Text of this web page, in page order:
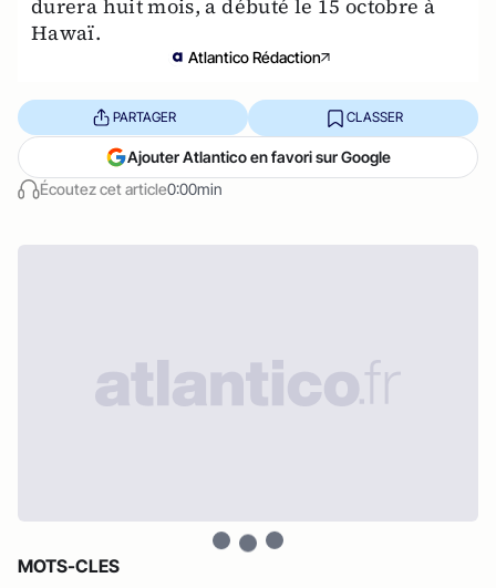
durera huit mois, a débuté le 15 octobre à
Hawaï.
Atlantico Rédaction
Écoutez cet article0:00min
PARTAGER CLASSER
Ajouter Atlantico en favori sur Google
MOTS-CLES